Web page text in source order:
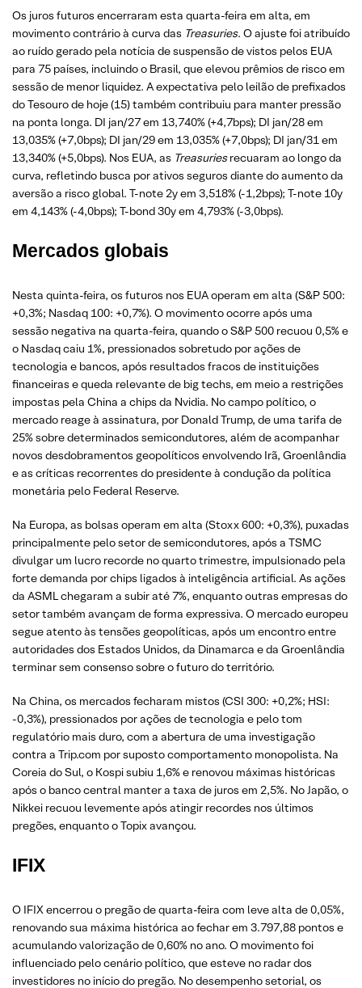
Os juros futuros encerraram esta quarta-feira em alta, em
movimento contrário à curva das Treasuries. O ajuste foi atribuído
ao ruído gerado pela notícia de suspensão de vistos pelos EUA
para 75 países, incluindo o Brasil, que elevou prêmios de risco em
sessão de menor liquidez. A expectativa pelo leilão de prefixados
do Tesouro de hoje (15) também contribuiu para manter pressão
na ponta longa. DI jan/27 em 13,740% (+4,7bps); DI jan/28 em
13,035% (+7,0bps); DI jan/29 em 13,035% (+7,0bps); DI jan/31 em
13,340% (+5,0bps). Nos EUA, as Treasuriesrecuaram ao longo da
curva, refletindo busca por ativos seguros diante do aumento da
aversão a risco global. T-note 2y em 3,518% (-1,2bps); T-note 10y
em 4,143% (-4,0bps); T-bond 30y em 4,793% (-3,0bps).
Mercados globais
Nesta quinta-feira, os futuros nos EUA operam em alta (S&P 500:
+0,3%; Nasdaq 100: +0,7%). O movimento ocorre após uma
sessão negativa na quarta-feira, quando o S&P 500 recuou 0,5% e
o Nasdaq caiu 1%, pressionados sobretudo por ações de
tecnologia e bancos, após resultados fracos de instituições
financeiras e queda relevante de big techs, em meio a restrições
impostas pela China a chips da Nvidia. No campo político, o
mercado reage à assinatura, por Donald Trump, de uma tarifa de
25% sobre determinados semicondutores, além de acompanhar
novos desdobramentos geopolíticos envolvendo Irã, Groenlândia
e as críticas recorrentes do presidente à condução da política
monetária pelo Federal Reserve.
Na Europa, as bolsas operam em alta (Stoxx 600: +0,3%), puxadas
principalmente pelo setor de semicondutores, após a TSMC
divulgar um lucro recorde no quarto trimestre, impulsionado pela
forte demanda por chips ligados à inteligência artificial. As ações
da ASML chegaram a subir até 7%, enquanto outras empresas do
setor também avançam de forma expressiva. O mercado europeu
segue atento às tensões geopolíticas, após um encontro entre
autoridades dos Estados Unidos, da Dinamarca e da Groenlândia
terminar sem consenso sobre o futuro do território.
Na China, os mercados fecharam mistos (CSI 300: +0,2%; HSI:
-0,3%), pressionados por ações de tecnologia e pelo tom
regulatório mais duro, com a abertura de uma investigação
contra a Trip.com por suposto comportamento monopolista. Na
Coreia do Sul, o Kospi subiu 1,6% e renovou máximas históricas
após o banco central manter a taxa de juros em 2,5%. No Japão, o
Nikkei recuou levemente após atingir recordes nos últimos
pregões, enquanto o Topix avançou.
IFIX
O IFIX encerrou o pregão de quarta-feira com leve alta de 0,05%,
renovando sua máxima histórica ao fechar em 3.797,88 pontos e
acumulando valorização de 0,60% no ano. O movimento foi
influenciado pelo cenário político, que esteve no radar dos
investidores no início do pregão. No desempenho setorial, os